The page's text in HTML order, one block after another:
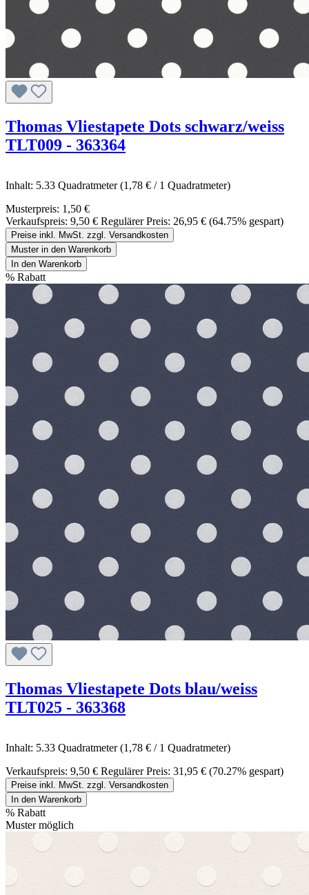
Thomas Vliestapete Dots schwarz/weiss
TLT009 - 363364
Inhalt: 5.33 Quadratmeter(1,78 € / 1 Quadratmeter)
Musterpreis: 1,50 €
Verkaufspreis: 9,50 € Regulärer Preis: 26,95 € (64.75% gespart)
Preise inkl. MwSt. zzgl. Versandkosten
Muster in den Warenkorb
In den Warenkorb
% Rabatt
Thomas Vliestapete Dots blau/weiss
TLT025 - 363368
Inhalt: 5.33 Quadratmeter(1,78 € / 1 Quadratmeter)
Verkaufspreis: 9,50 € Regulärer Preis: 31,95 € (70.27% gespart)
Preise inkl. MwSt. zzgl. Versandkosten
In den Warenkorb
% Rabatt
Muster möglich